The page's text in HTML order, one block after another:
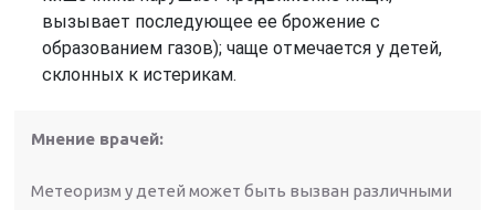
вызывает последующее ее брожение с
образованием газов); чаще отмечается у детей,
склонных к истерикам.
Мнение врачей:
Метеоризм у детей может быть вызван различными